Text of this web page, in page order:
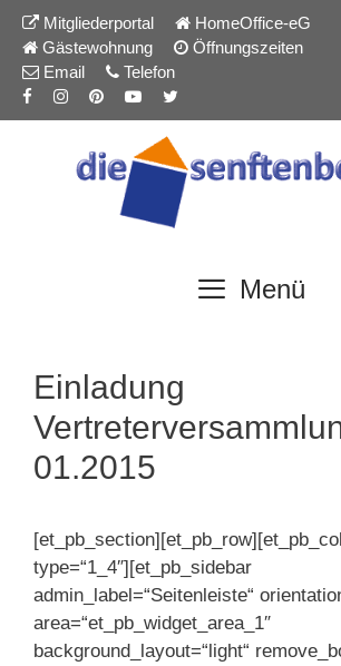
springen
Zum
Inhalt
springen
Mitgliederportal
HomeOffice-eG
Gästewohnung
Öffnungszeiten
Email
Telefon
Menü
Einladung
01.2015
type=“1_4″][et_pb_sidebar
admin_label=“Seitenleiste“
area=“et_pb_widget_area_1″
background_layout=“light“